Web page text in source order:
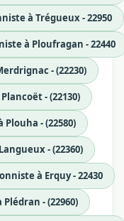
à Trégueux - 22950
à Ploufragan - 22440
- (22230)
- (22130)
- (22580)
- (22360)
à Erquy - 22430
- (22960)